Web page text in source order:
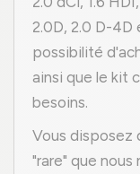
2.0D, 2.0 D-4D
possibilité
ainsi que le kit
besoins.
Vous disposez
"rare" que nous